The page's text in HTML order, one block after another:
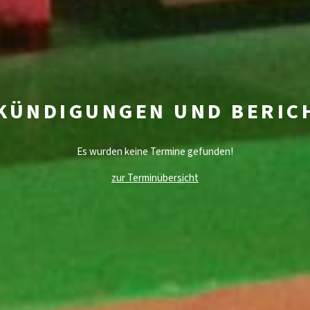
UND
Es wurden keine Termine gefunden!
zur Terminübersicht